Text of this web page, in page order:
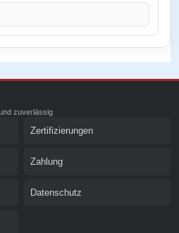
zuverlässig
Zertifizierungen
Zahlung
Datenschutz